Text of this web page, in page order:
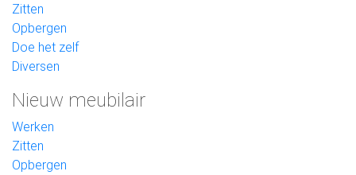
Zitten
Opbergen
Doe het zelf
Diversen
Nieuw meubilair
Werken
Zitten
Opbergen